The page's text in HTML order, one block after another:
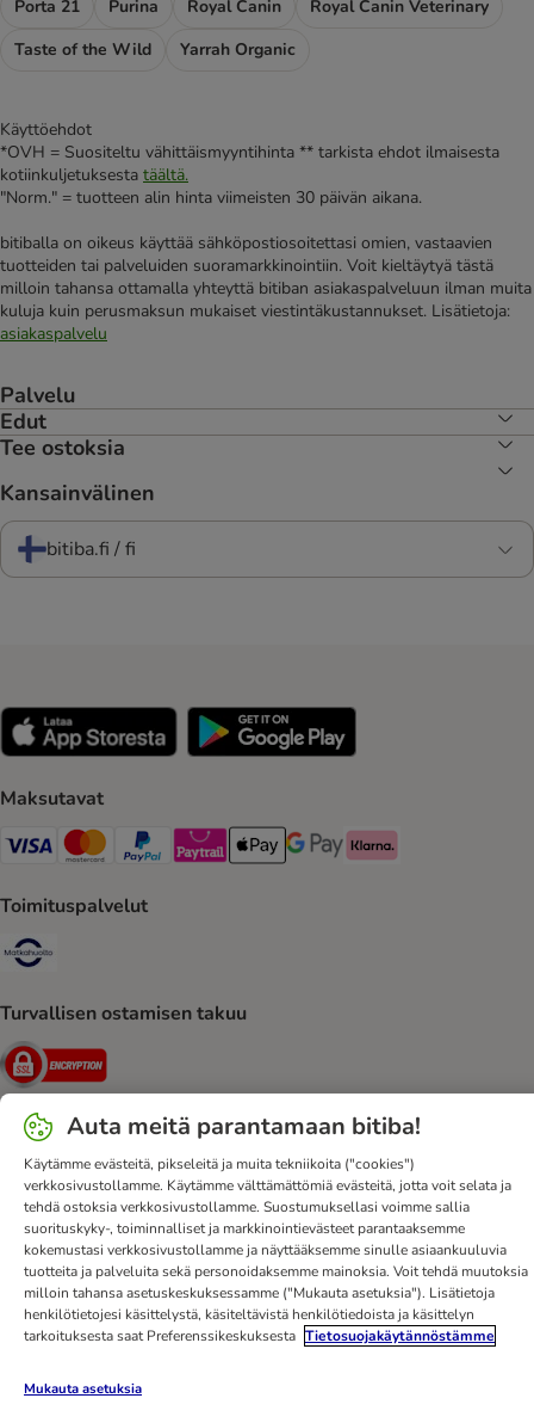
Porta 21
Purina Royal Canin
Royal Canin Veterinary
Taste of the Wild
Yarrah Organic
Käyttöehdot
*OVH = Suositeltu vähittäismyyntihinta ** tarkista ehdot ilmaisesta
kotiinkuljetuksesta täältä.
"Norm." = tuotteen alin hinta viimeisten 30 päivän aikana.
bitiballa on oikeus käyttää sähköpostiosoitettasi omien, vastaavien
tuotteiden tai palveluiden suoramarkkinointiin. Voit kieltäytyä tästä
milloin tahansa ottamalla yhteyttä bitiban asiakaspalveluun ilman muita
kuluja kuin perusmaksun mukaiset viestintäkustannukset. Lisätietoja:
asiakaspalvelu
Palvelu
Edut
Tee ostoksia
Kansainvälinen
bitiba.fi / fi
Maksutavat
VISA Payment Method
Mastercard Payment Method
Paypal Payment Method
Paytrail Payment Method
Apple Pay Payment Method
Google Pay Payment Method
Klarna Payment Method
Toimituspalvelut
Turvallisen ostamisen takuu
Security
Ota yhteyttä Toimitusehdot Julkaisutiedot
DSA
Tietosuoja
Uutiskirje Toimituskulut ja -aika
Maksutavat
Peruuta sopimus tästä
bitiba-sovellus
Kanta-asiakasedut
Edut
Saavutettavuusseloste
bitiba GmbH2026
Auta meitä parantamaan bitiba!
Käytämme evästeitä, pikseleitä ja muita tekniikoita ("cookies")
verkkosivustollamme. Käytämme välttämättömiä evästeitä, jotta voit selata ja
tehdä ostoksia verkkosivustollamme. Suostumuksellasi voimme sallia
suorituskyky-, toiminnalliset ja markkinointievästeet parantaaksemme
kokemustasi verkkosivustollamme ja näyttääksemme sinulle asiaankuuluvia
tuotteita ja palveluita sekä personoidaksemme mainoksia. Voit tehdä muutoksia
milloin tahansa asetuskeskuksessamme ("Mukauta asetuksia"). Lisätietoja
henkilötietojesi käsittelystä, käsiteltävistä henkilötiedoista ja käsittelyn
tarkoituksesta saat Preferenssikeskuksesta Tietosuojakäytännöstämme
Mukauta asetuksia